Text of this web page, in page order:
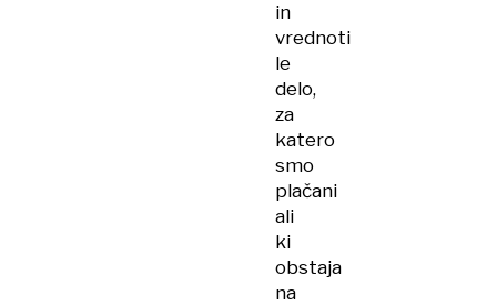
in
vrednoti
le
delo,
za
katero
smo
plačani
ali
ki
obstaja
na